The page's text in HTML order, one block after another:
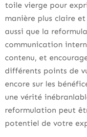
toile vierge pour
manière plus claire
aussi que la
communication
contenu, et
différents points de
encore sur les
une vérité
reformulation peut
potentiel de votre